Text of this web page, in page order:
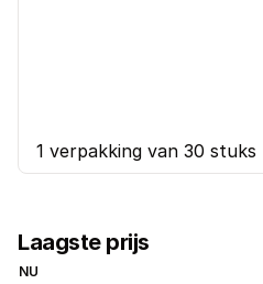
1 verpakking van 30 stuks
Laagste prijs
NU